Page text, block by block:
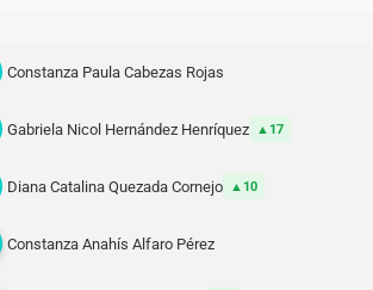
Constanza Paula Cabezas Rojas
Gabriela Nicol Hernández Henríquez 17
Diana Catalina Quezada Cornejo 10
Constanza Anahís Alfaro Pérez